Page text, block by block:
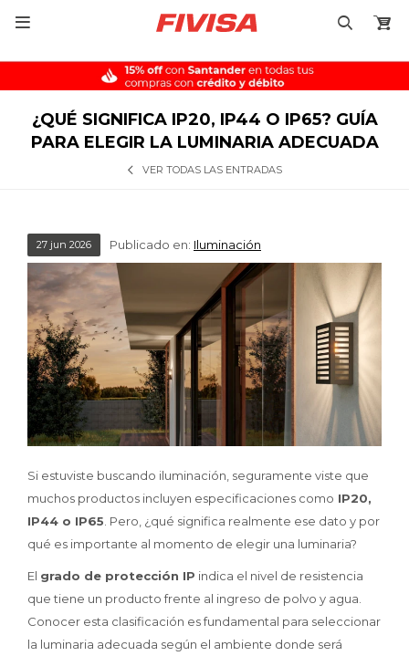

¿QUÉ SIGNIFICA IP20, IP44 O IP65? GUÍA
PARA ELEGIR LA LUMINARIA ADECUADA
VER TODAS LAS ENTRADAS
27 jun 2026 Publicado en: Iluminación
Si estuviste buscando iluminación, seguramente viste que
muchos productos incluyen especificaciones como IP20,
IP44 o IP65 . Pero, ¿qué significa realmente ese dato y por
qué es importante al momento de elegir una luminaria?
El grado de protección IP indica el nivel de resistencia
que tiene un producto frente al ingreso de polvo y agua.
Conocer esta clasificación es fundamental para seleccionar
la luminaria adecuada según el ambiente donde será